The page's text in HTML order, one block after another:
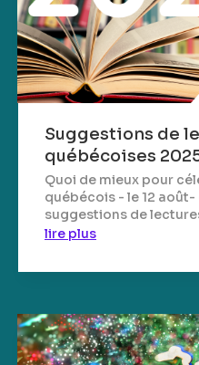
Suggestions de
québécoises
Quoi de mieux pour
québécois - le 12
suggestions de
lire plus